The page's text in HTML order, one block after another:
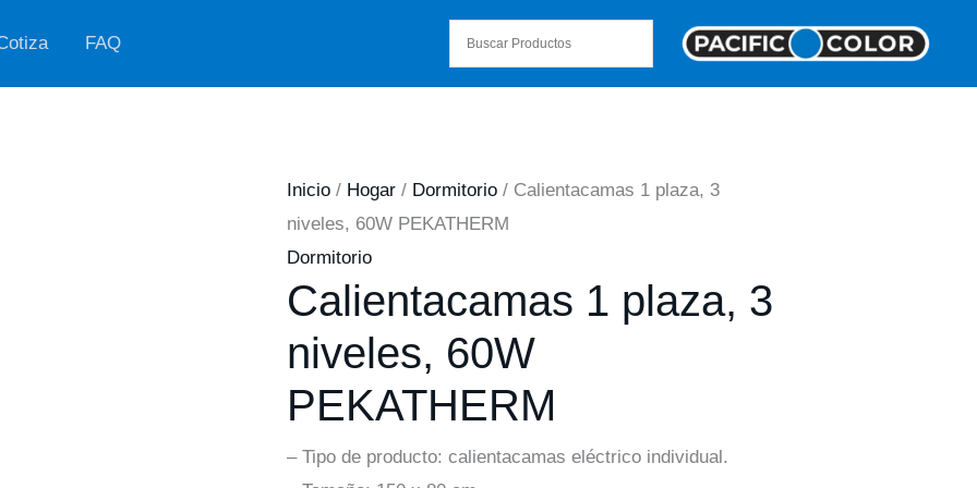
FAQ
Inicio/ Hogar/ Dormitorio/ Calientacamas 1 plaza, 3
niveles, 60W PEKATHERM
Dormitorio
Calientacamas 1 plaza, 3
niveles, 60W
PEKATHERM
– Tipo de producto: calientacamas eléctrico individual.